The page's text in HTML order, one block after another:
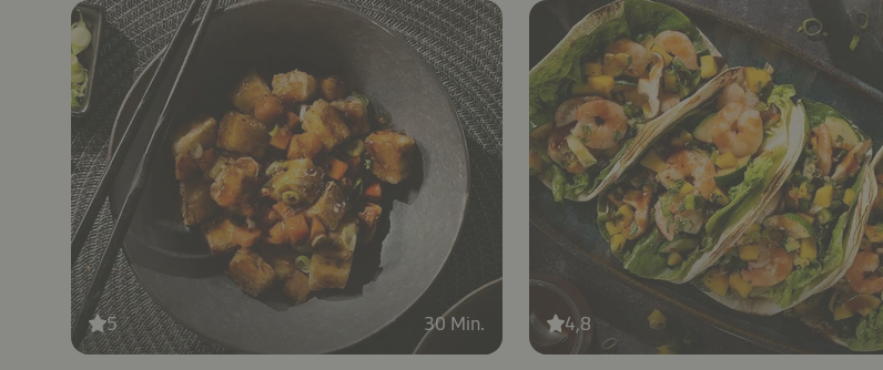
5 30 Min. 4,8